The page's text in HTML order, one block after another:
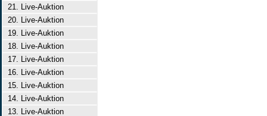
21. Live-Auktion
20. Live-Auktion
19. Live-Auktion
18. Live-Auktion
17. Live-Auktion
16. Live-Auktion
15. Live-Auktion
14. Live-Auktion
13. Live-Auktion